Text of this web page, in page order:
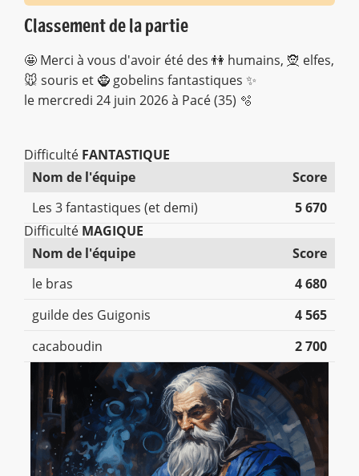
Classement de la partie
🤩 Merci à vous d'avoir été des 👫 humains, 🧝 elfes,
🐭 souris et 🧌 gobelins fantastiques ✨
le mercredi 24 juin 2026 à Pacé (35) 🫧
Difficulté FANTASTIQUE
Nom de l'équipe
Score
Les 3 fantastiques (et demi)
5 670
Difficulté MAGIQUE
Nom de l'équipe
Score
le bras
4 680
guilde des Guigonis
4 565
cacaboudin
2 700